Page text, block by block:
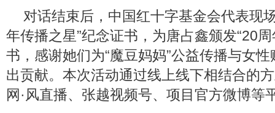
对话结束后，中国红十字基金会代表现
年传播之星”纪念证书，为唐占鑫颁发“20
书，感谢她们为“魔豆妈妈”公益传播与女
出贡献。本次活动通过线上线下相结合的
网·风直播、张越视频号、项目官方微博等